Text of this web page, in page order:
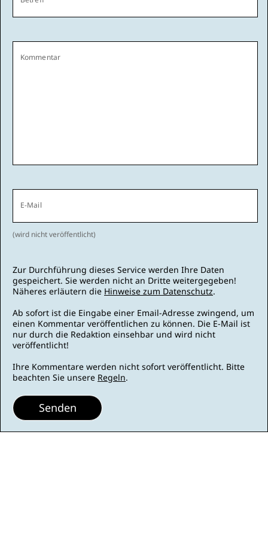
Kommentar
E-Mail
(wird nicht veröffentlicht)
Zur Durchführung dieses Service werden Ihre Daten
gespeichert. Sie werden nicht an Dritte weitergegeben!
Näheres erläutern die Hinweise zum Datenschutz.
Ab sofort ist die Eingabe einer Email-Adresse zwingend, um
einen Kommentar veröffentlichen zu können. Die E-Mail ist
nur durch die Redaktion einsehbar und wird nicht
veröffentlicht!
Ihre Kommentare werden nicht sofort veröffentlicht. Bitte
beachten Sie unsere Regeln.
Senden